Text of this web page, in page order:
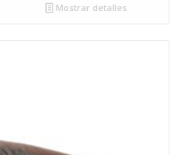
Mostrar detalles